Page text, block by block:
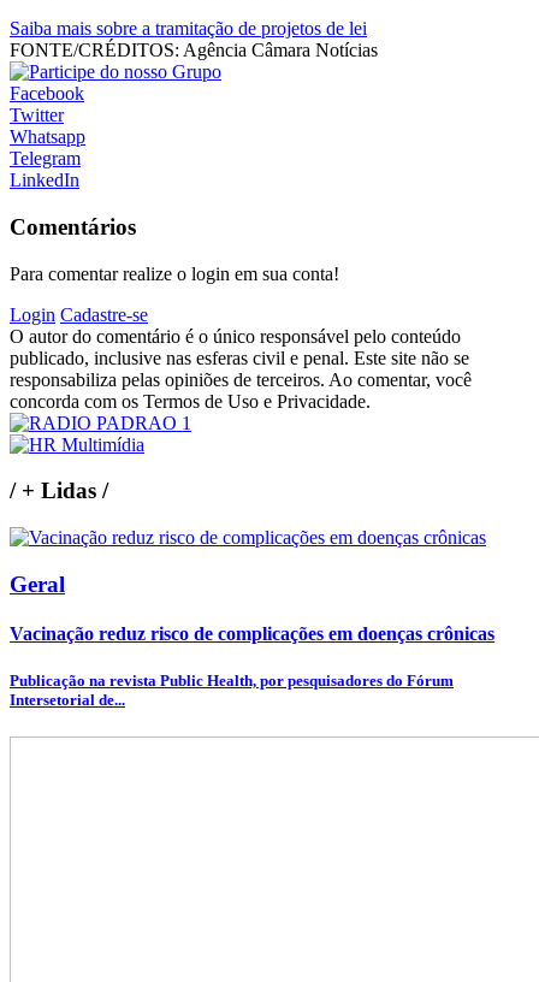
Saiba mais sobre a tramitação de projetos de lei
FONTE/CRÉDITOS: Agência Câmara Notícias
Facebook
Twitter
Whatsapp
Telegram
LinkedIn
Comentários
Para comentar realize o login em sua conta!
Login Cadastre-se
O autor do comentário é o único responsável pelo conteúdo
publicado, inclusive nas esferas civil e penal. Este site não se
responsabiliza pelas opiniões de terceiros. Ao comentar, você
concorda com os Termos de Uso e Privacidade.
/+ Lidas /
Geral
Vacinação reduz risco de complicações em doenças crônicas
Publicação na revista Public Health, por pesquisadores do Fórum
Intersetorial de...